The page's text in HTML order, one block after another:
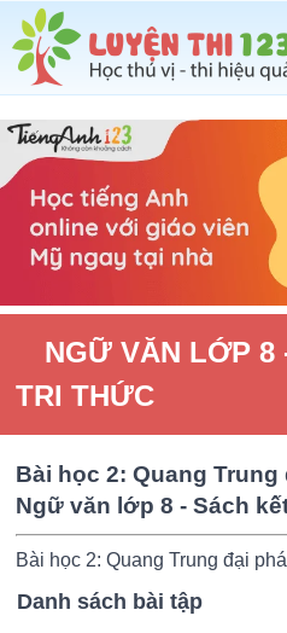
NGỮ VĂN LỚP 8
TRI THỨC
Bài học 2: Quang
Ngữ văn lớp 8 - Sách
Bài học 2: Quang Trung đại
Danh sách bài tập